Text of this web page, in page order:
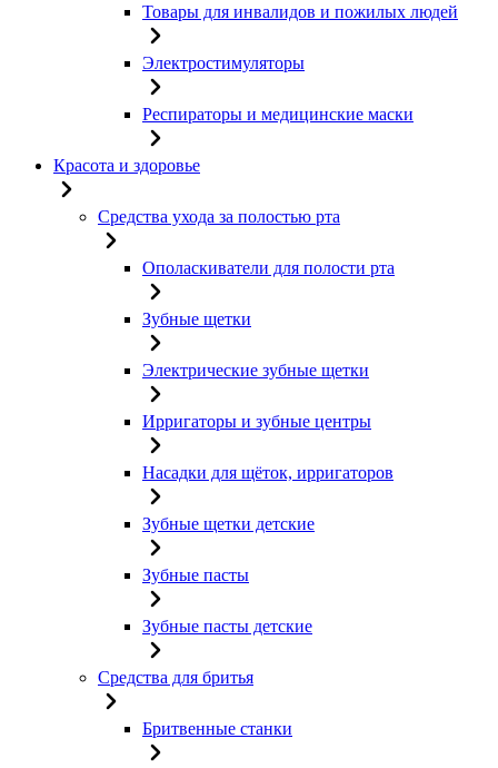
Товары для инвалидов и пожилых людей
Электростимуляторы
Респираторы и медицинские маски
Красота и здоровье
Средства ухода за полостью рта
Ополаскиватели для полости рта
Зубные щетки
Электрические зубные щетки
Ирригаторы и зубные центры
Насадки для щёток, ирригаторов
Зубные щетки детские
Зубные пасты
Зубные пасты детские
Средства для бритья
Бритвенные станки